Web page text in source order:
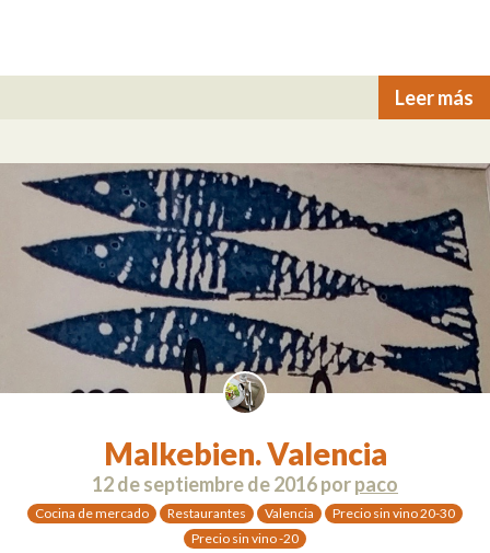
Leer más
Malkebien. Valencia
12 de septiembre de 2016porpaco
Cocina de mercado Restaurantes Valencia
Precio sin vino 20-30
Precio sin vino -20